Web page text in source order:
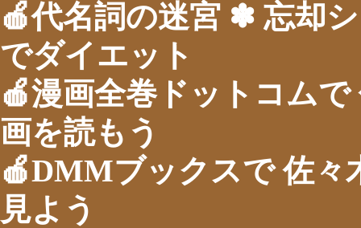
🍎代名詞の迷宮 ✽ 忘却
でダイエット
🍎漫画全巻ドットコム
画を読もう
🍎DMMブックスで 佐々
見よう